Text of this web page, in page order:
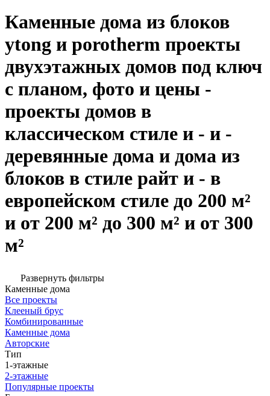
Каменные дома из блоков
ytong и porotherm проекты
двухэтажных домов под ключ
с планом, фото и цены -
проекты домов в
классическом стиле и - и -
деревянные дома и дома из
блоков в стиле райт и - в
европейском стиле до 200 м²
и от 200 м² до 300 м² и от 300
м²
Развернуть фильтры
Каменные дома
Все проекты
Клееный брус
Комбинированные
Каменные дома
Авторские
Тип
1-этажные
2-этажные
Популярные проекты